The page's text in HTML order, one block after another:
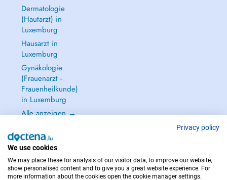
Dermatologie
(Hautarzt) in
Luxemburg
Hausarzt in
Luxemburg
Gynäkologie
(Frauenarzt -
Frauenheilkunde)
in Luxemburg
Alle anzeigen →
IM NOTFALL WENDEN SIE SICH AN : 112
Privacy policy
We use cookies
We may place these for analysis of our visitor data, to improve our website,
show personalised content and to give you a great website experience. For
more information about the cookies open the cookie manager settings.